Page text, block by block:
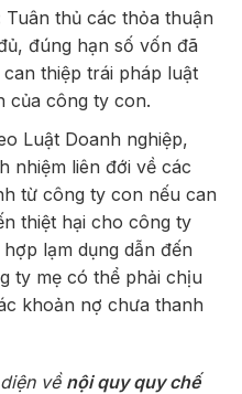
Tuân thủ các thỏa thuận
đúng hạn số vốn đã
thiệp trái pháp luật
của công ty con.
Luật Doanh nghiệp,
nhiệm liên đới về các
từ công ty con nếu can
thiệt hại cho công ty
lạm dụng dẫn đến
ty mẹ có thể phải chịu
khoản nợ chưa thanh
về nội quy quy chế